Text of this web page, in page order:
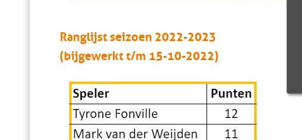
Ranglijst seizoen 2022-2023
(bijgewerkt t/m 15-10-2022)